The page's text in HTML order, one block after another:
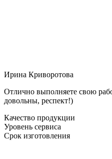
Ирина Криворотова
Отлично выполняете свою
довольны, респект!)
Качество продукции
Уровень сервиса
Срок изготовления